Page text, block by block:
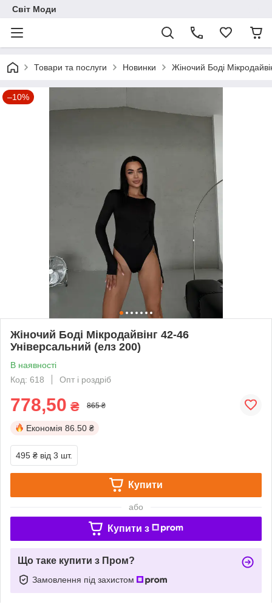
Світ Моди
Товари та послуги Новинки Жіночий Боді
–10%
Жіночий Боді Мікродайвінг 42-46
Універсальний (елз 200)
В наявності
Код: 618
Опт і роздріб
778,50 ₴ 865 ₴
Економія 86.50 ₴
495 ₴ від 3 шт.
Купити
або
Купити з
Що таке купити з Пром?
Замовлення під захистом